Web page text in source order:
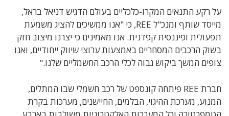
על רקע התנאים המקרו-כלכליים בעולם הדגיש דניאל בראל,
מייסד שותף ומנכ"ל REE, כי "אנו ממשיכים להציג משמעת
תפעולית ופיננסית קפדנית. אנו מאמינים כי יצרנו מיצוב חזק
בשוק הרכבים המסחריים באמצעות ערוצי שיווק ייחודיים, ואנו
צופים המשך ביקוש גבוה לכלי הרכב החשמליים שלנו."
חברת REE פיתחה קונספט של רכב חשמלי שבו המתלים,
המנוע, מערכת ההיגוי, הבלמים, החיישנים, מערכות בקרת